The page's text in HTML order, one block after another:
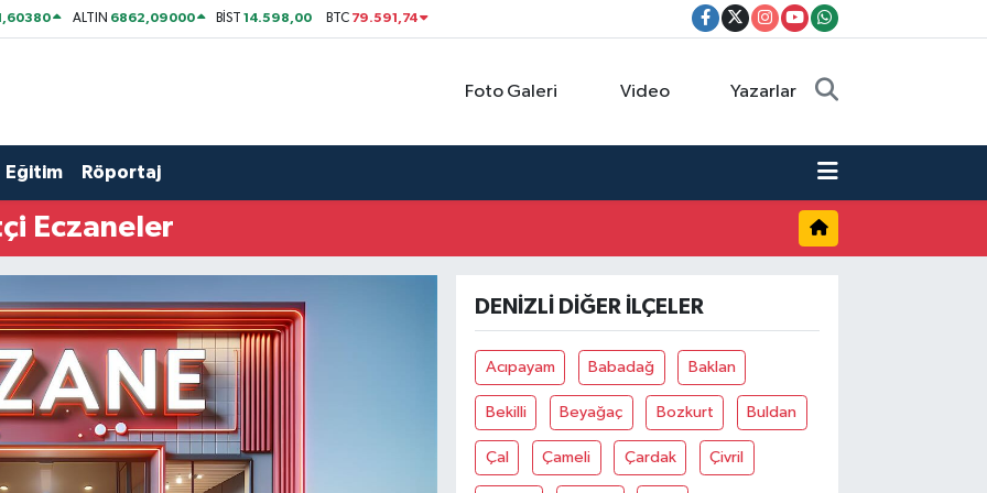
ALTIN 6862,09000 BİST14.598,00 BTC 79.591,74
Foto Galeri Video Yazarlar
Eğitim Röportaj
Eczaneler
DENIZLI DIĞER İLÇELER
Acıpayam Babadağ Baklan
Bekilli Beyağaç Bozkurt Buldan
Çal Çameli Çardak Çivril